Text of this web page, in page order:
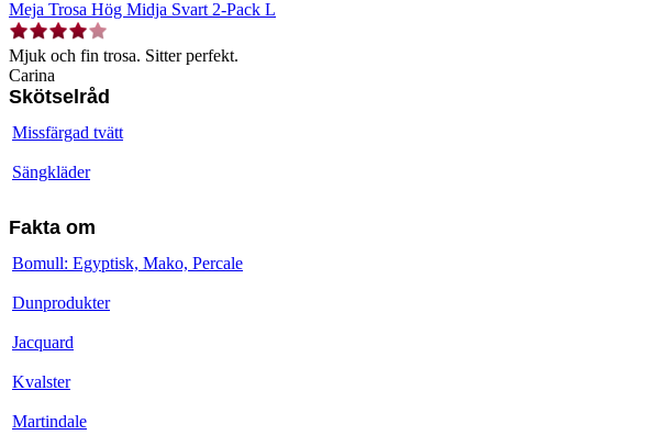
Meja Trosa Hög Midja Svart 2-Pack L
Mjuk och fin trosa. Sitter perfekt.
Carina
Skötselråd
Missfärgad tvätt
Sängkläder
Fakta om
Bomull: Egyptisk, Mako, Percale
Dunprodukter
Jacquard
Kvalster
Martindale